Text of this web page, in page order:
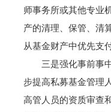
师事务所或其他专业
产的清理、保管、清
从基金财产中优先支付
三是强化事前事中
步提高私募基金管理
高管人员的资质审查